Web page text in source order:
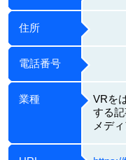
住所
電話番号
業種
VRを
する
メデ